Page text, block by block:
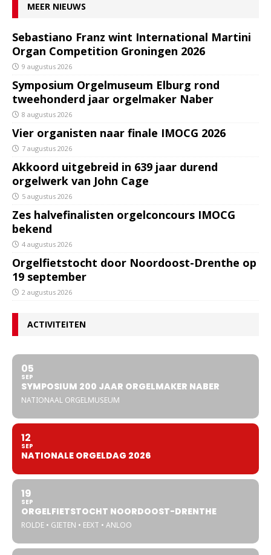
MEER NIEUWS
Sebastiano Franz wint International Martini
Organ Competition Groningen 2026
9 augustus 2026
Symposium Orgelmuseum Elburg rond
tweehonderd jaar orgelmaker Naber
8 augustus 2026
Vier organisten naar finale IMOCG 2026
7 augustus 2026
Akkoord uitgebreid in 639 jaar durend
orgelwerk van John Cage
5 augustus 2026
Zes halvefinalisten orgelconcours IMOCG
bekend
4 augustus 2026
Orgelfietstocht door Noordoost-Drenthe op
19 september
2 augustus 2026
ACTIVITEITEN
05
SEP
SYMPOSIUM 200 JAAR ORGELMAKER NABER
NATIONAAL ORGELMUSEUM
12
SEP
NATIONALE ORGELDAG 2026
19
SEP
ORGELFIETSTOCHT NOORDOOST-DRENTHE
ROLDE • GIETEN • EEXT • ANLOO